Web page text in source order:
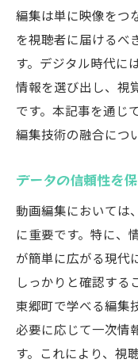
編集は単に映像をつ
を視聴者に届けるべ
す。デジタル時代に
情報を選び出し、視
です。本記事を通じ
編集技術の融合につ
データの信頼性を
動画編集においては
に重要です。特に、
が簡単に広がる現代
しっかりと確認する
東郷町で学べる編集
必要に応じて一次情
す。これにより、視